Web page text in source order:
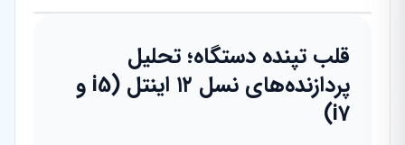
قلب تپنده دستگاه؛ تحلیل
پردازنده‌های نسل ۱۲ اینتل (i5 و
i7)